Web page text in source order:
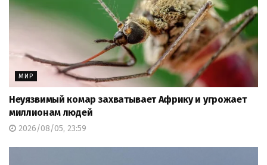
МИР
Неуязвимый комар захватывает Африку и угрожает
миллионам людей
2026/08/05, 23:59